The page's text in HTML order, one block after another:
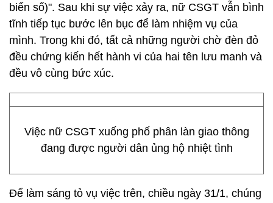
biển số)". Sau khi sự việc xảy ra, nữ CSGT vẫn bình
tĩnh tiếp tục bước lên bục để làm nhiệm vụ của
mình. Trong khi đó, tất cả những người chờ đèn đỏ
đều chứng kiến hết hành vi của hai tên lưu manh và
đều vô cùng bức xúc.
Việc nữ CSGT xuống phố phân làn giao thông
đang được người dân ủng hộ nhiệt tình
Để làm sáng tỏ vụ việc trên, chiều ngày 31/1, chúng